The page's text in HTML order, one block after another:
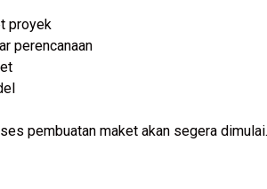
proyek
perencanaan
pembuatan maket akan segera dimulai.